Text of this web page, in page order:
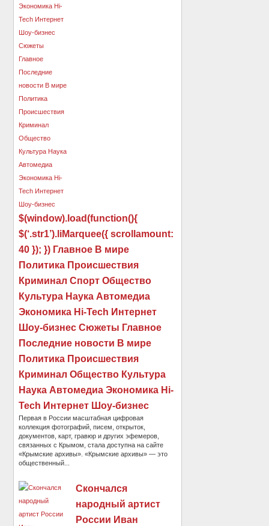
$(window).load(function(){
$(‘.str1’).liMarquee({ scrollamount:
40 }); }) Главное В мире
Политика Происшествия
Криминал Спорт Общество
Культура Наука Автомедиа
Экономика Hi-Tech Интернет
Шоу-бизнес Сюжеты Главное
Последние новости В мире
Политика Происшествия
Криминал Общество Культура
Наука Автомедиа Экономика Hi-
Tech Интернет Шоу-бизнес
Первая в России масштабная цифровая
коллекция фотографий, писем, открыток,
документов, карт, гравюр и других эфемеров,
связанных с Крымом, стала доступна на сайте
«Крымские архивы». «Крымские архивы» — это
общественный...
Скончался
народный артист
России Иван